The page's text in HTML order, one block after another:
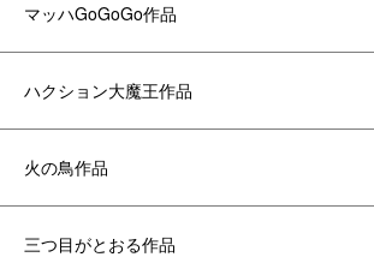
マッハGoGoGo作品
ハクション大魔王作品
火の鳥作品
三つ目がとおる作品